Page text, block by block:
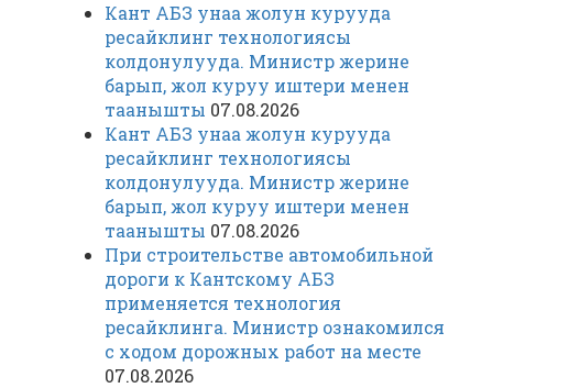
Кант АБЗ унаа жолун курууда
ресайклинг технологиясы
колдонулууда. Министр жерине
барып, жол куруу иштери менен
таанышты 07.08.2026
Кант АБЗ унаа жолун курууда
ресайклинг технологиясы
колдонулууда. Министр жерине
барып, жол куруу иштери менен
таанышты 07.08.2026
При строительстве автомобильной
дороги к Кантскому АБЗ
применяется технология
ресайклинга. Министр ознакомился
с ходом дорожных работ на месте
07.08.2026